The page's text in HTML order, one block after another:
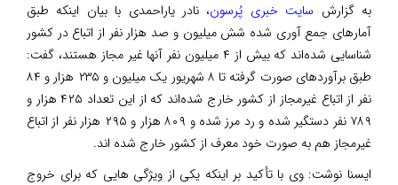
به گزارش سایت خبری پُرسون، نادر یاراحمدی با بیان اینکه طبق
آمارهای جمع آوری شده شش میلیون و صد هزار نفر از اتباع در کشور
شناسایی شده‌اند که بیش از ۴ میلیون نفر آنها غیر مجاز هستند، گفت:
طبق برآوردهای صورت گرفته تا ۸ شهریور یک میلیون و ۲۳۵ هزار و ۸۴
نفر از اتباع غیرمجاز از کشور خارج شده‌اند که از این تعداد ۴۲۵ هزار و
۷۸۹ نفر دستگیر شده و رد مرز شده و ۸۰۹ هزار و ۲۹۵ هزار نفر از اتباع
غیرمجاز هم به صورت خود معرف از کشور خارج شده اند.
ایسنا نوشت: وی با تأکید بر اینکه یکی از ویژگی هایی که برای خروج